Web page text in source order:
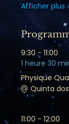
Afficher plus
9:30 - 11:00
1 heure 30
Physique
Quinta
11:00 - 12:00